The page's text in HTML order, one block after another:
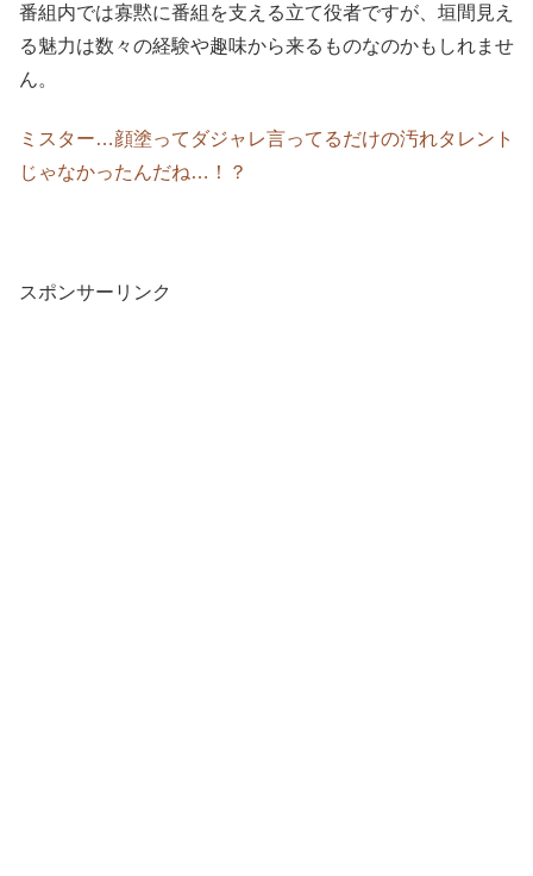
番組内では寡黙に番組を支える立て役者ですが、垣間見え
る魅力は数々の経験や趣味から来るものなのかもしれませ
ん。
ミスター…顔塗ってダジャレ言ってるだけの汚れタレント
じゃなかったんだね…！？
スポンサーリンク